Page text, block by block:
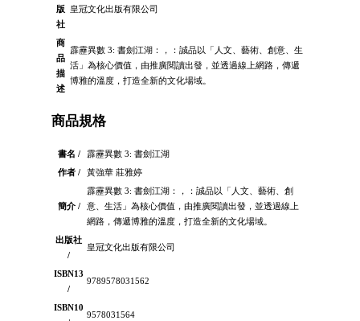
版
社
皇冠文化出版有限公司
商
品
描
述
霹靂異數 3: 書劍江湖：，：誠品以「人文、藝術、創意、生
活」為核心價值，由推廣閱讀出發，並透過線上網路，傳遞
博雅的溫度，打造全新的文化場域。
商品規格
書名 /
霹靂異數 3: 書劍江湖
作者 /
黃強華 莊雅婷
簡介 /
霹靂異數 3: 書劍江湖：，：誠品以「人文、藝術、創
意、生活」為核心價值，由推廣閱讀出發，並透過線上
網路，傳遞博雅的溫度，打造全新的文化場域。
出版社
/
皇冠文化出版有限公司
ISBN13
/
9789578031562
ISBN10
9578031564